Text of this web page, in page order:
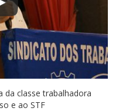
da classe trabalhadora
e ao STF